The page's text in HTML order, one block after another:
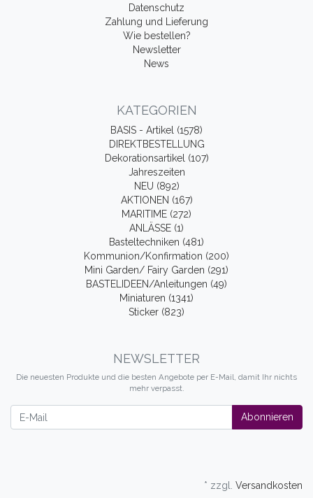
Datenschutz
Zahlung und Lieferung
Wie bestellen?
Newsletter
News
KATEGORIEN
BASIS - Artikel (1578)
DIREKTBESTELLUNG
Dekorationsartikel (107)
Jahreszeiten
NEU (892)
AKTIONEN (167)
MARITIME (272)
ANLÄSSE (1)
Basteltechniken (481)
Kommunion/Konfirmation (200)
Mini Garden/ Fairy Garden (291)
BASTELIDEEN/Anleitungen (49)
Miniaturen (1341)
Sticker (823)
NEWSLETTER
Die neuesten Produkte und die besten Angebote per E-Mail, damit Ihr nichts
mehr verpasst.
Abonnieren
* zzgl. Versandkosten